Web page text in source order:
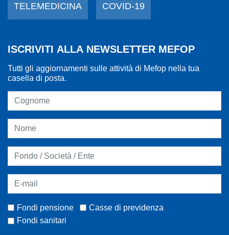
TELEMEDICINA COVID-19
ISCRIVITI ALLA NEWSLETTER MEFOP
Tutti gli aggiornamenti sulle attività di Mefop nella tua
casella di posta.
Fondi pensione
Casse di previdenza
Fondi sanitari